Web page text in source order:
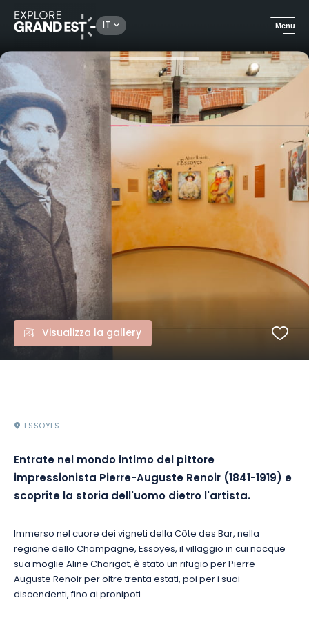
IT Menu
Arte e cultura
Visualizza la gallery
ESSOYES
Entrate nel mondo intimo del pittore
impressionista Pierre-Auguste Renoir (1841-1919) e
scoprite la storia dell'uomo dietro l'artista.
Immerso nel cuore dei vigneti della Côte des Bar, nella
regione dello Champagne, Essoyes, il villaggio in cui nacque
sua moglie Aline Charigot, è stato un rifugio per Pierre-
Auguste Renoir per oltre trenta estati, poi per i suoi
discendenti, fino ai pronipoti.